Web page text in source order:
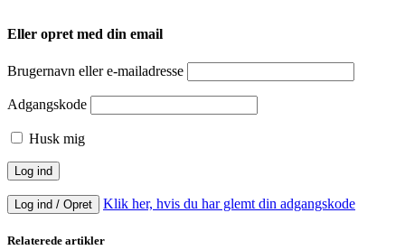
Eller opret med din email
Brugernavn eller e-mailadresse
Adgangskode
Husk mig
Log ind / Opret Klik her, hvis du har glemt din adgangskode
Relaterede artikler